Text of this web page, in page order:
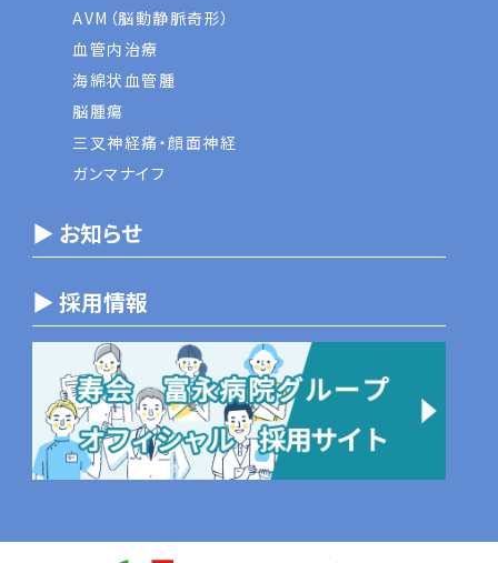
AVM（脳動静脈奇形）
血管内治療
海綿状血管腫
脳腫瘍
三叉神経痛・顔面神経
ガンマナイフ
▶ お知らせ
▶ 採用情報